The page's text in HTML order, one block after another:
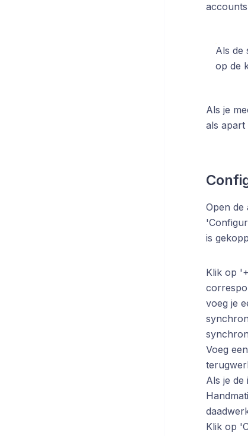
Als de
op de
Als je
als apart
Open de
is
Klik op
voeg je
Voeg
Als je
Klik op